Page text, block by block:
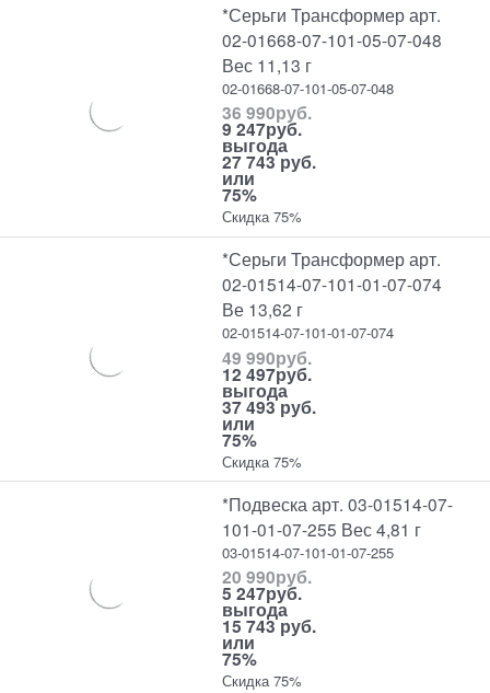
*Серьги Трансформер арт.
02-01668-07-101-05-07-048
Вес 11,13 г
02-01668-07-101-05-07-048
36 990руб.
9 247руб.
выгода
27 743 руб.
или
75%
Скидка 75%
*Серьги Трансформер арт.
02-01514-07-101-01-07-074
Ве 13,62 г
02-01514-07-101-01-07-074
49 990руб.
12 497руб.
выгода
37 493 руб.
или
75%
Скидка 75%
*Подвеска арт. 03-01514-07-
101-01-07-255 Вес 4,81 г
03-01514-07-101-01-07-255
20 990руб.
5 247руб.
выгода
15 743 руб.
или
75%
Скидка 75%